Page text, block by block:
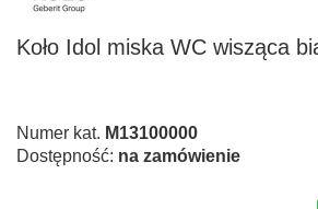
Koło Idol miska WC wisząca
Numer kat. M13100000
Dostępność: na zamówienie